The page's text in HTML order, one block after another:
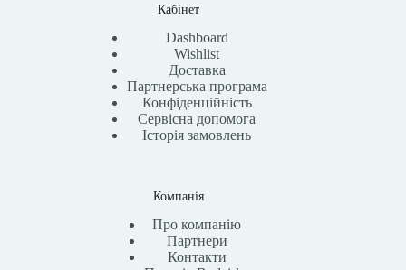
Кабінет
Dashboard
Wishlist
Доставка
Партнерська програма
Конфіденційність
Сервісна допомога
Історія замовлень
Компанія
Про компанію
Партнери
Контакти